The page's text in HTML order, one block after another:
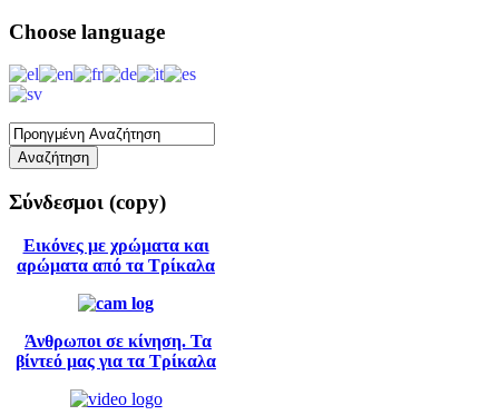
Choose language
Σύνδεσμοι (copy)
Εικόνες με χρώματα και
αρώματα από τα Τρίκαλα
Άνθρωποι σε κίνηση. Τα
βίντεό μας για τα Τρίκαλα